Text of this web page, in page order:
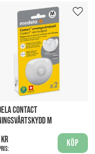
CONTACT
M
kr
Köp